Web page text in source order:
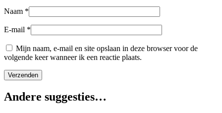
Naam *
E-mail *
Mijn naam, e-mail en site opslaan in deze browser voor de
volgende keer wanneer ik een reactie plaats.
Andere suggesties…